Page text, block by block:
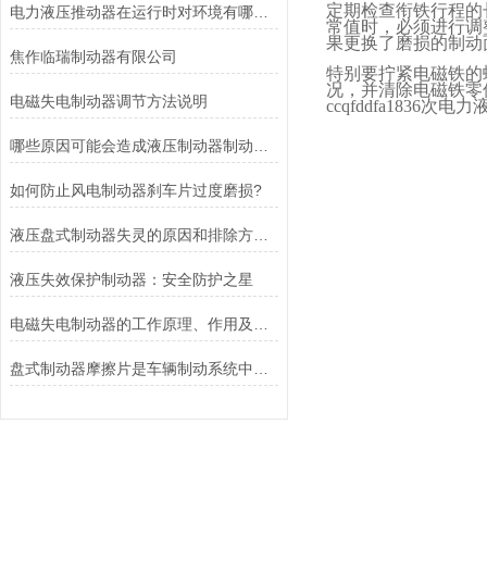
电力液压推动器在运行时对环境有哪些要求？
焦作临瑞制动器有限公司
电磁失电制动器调节方法说明
如何防止风电制动器刹车片过度磨损?
液压盘式制动器失灵的原因和排除方法介绍
液压失效保护制动器：安全防护之星
定期检查衔铁行程
常值时，必须进行
果更换了磨损的制
特别要拧紧电磁铁
况，并清除电磁铁
ccqfddfa1836次电力